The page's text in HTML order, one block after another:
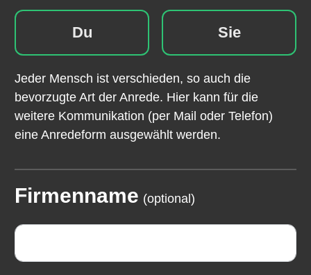
Du Sie
Jeder Mensch ist verschieden, so auch die
bevorzugte Art der Anrede. Hier kann für die
weitere Kommunikation (per Mail oder Telefon)
eine Anredeform ausgewählt werden.
Firmenname (optional)